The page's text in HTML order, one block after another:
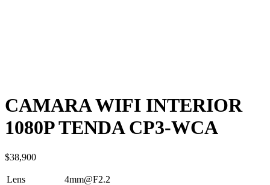
CAMARA WIFI INTERIOR
1080P TENDA CP3-WCA
$38,900
Lens
4mm@F2.2